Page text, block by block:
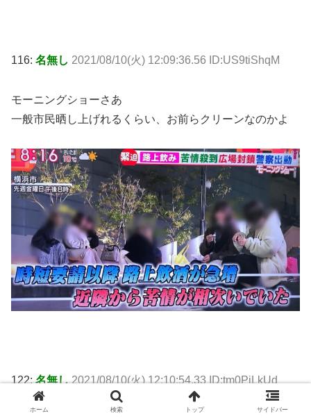
116: 名無し 2021/08/10(火) 12:09:36.56 ID:US9tiShqM
モーニングショーさあ
一般市民晒し上げれるくらい、お前らクリーンなのかよ
122:名無し 2021/08/10(火) 12:10:54.33 ID:tm0PjLkUd
ホーム 検索 トップ サイドバー